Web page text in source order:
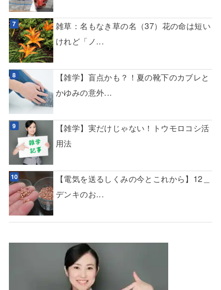
雑草：名もなき草の名（37）花の命は短い
けれど「ノ...
【雑学】盲点かも？！夏の靴下のカブレと
かゆみの意外...
【雑学】実だけじゃない！トウモロコシ活
用法
【電気を送るしくみの今とこれから】12＿
デンキのお...